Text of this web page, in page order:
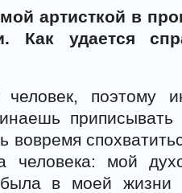
артисткой в
Как удается
поэтому
вовремя
человека: мой
была в моей